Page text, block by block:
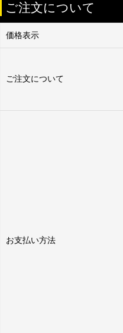
ご注文について
価格表示
ご注文について
お支払い方法